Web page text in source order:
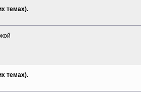
темах).
темах).